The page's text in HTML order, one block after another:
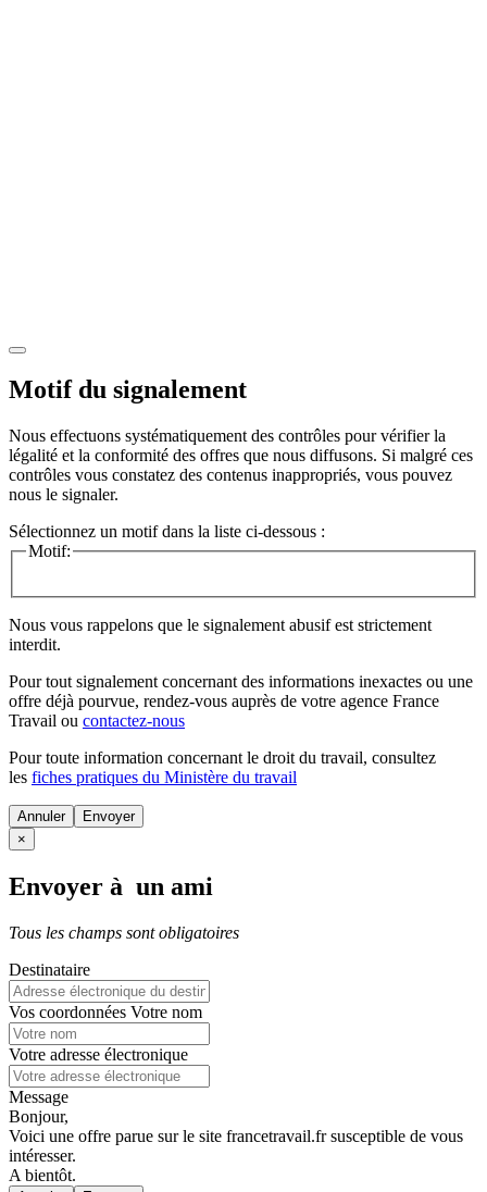
Motif du signalement
Nous effectuons systématiquement des contrôles pour vérifier la
légalité et la conformité des offres que nous diffusons. Si malgré ces
contrôles vous constatez des contenus inappropriés, vous pouvez
nous le signaler.
Sélectionnez un motif dans la liste ci-dessous :
Motif:
Nous vous rappelons que le signalement abusif est strictement
interdit.
Pour tout signalement concernant des informations inexactes ou une
offre déjà pourvue, rendez-vous auprès de votre agence France
Travail ou contactez-nous
Pour toute information concernant le droit du travail, consultez
les fiches pratiques du Ministère du travail
Annuler
×
Envoyer à un ami
Tous les champs sont obligatoires
Destinataire
Vos coordonnées Votre nom
Votre adresse électronique
Message
Bonjour,
Voici une offre parue sur le site francetravail.fr susceptible de vous
intéresser.
A bientôt.